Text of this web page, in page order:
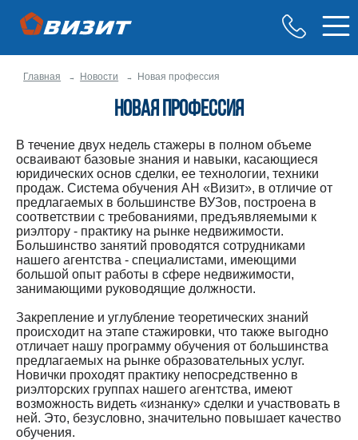
Главная Новости Новая профессия
Новая профессия
В течение двух недель стажеры в полном объеме
осваивают базовые знания и навыки, касающиеся
юридических основ сделки, ее технологии, техники
продаж. Система обучения АН «Визит», в отличие от
предлагаемых в большинстве ВУЗов, построена в
соответствии с требованиями, предъявляемыми к
риэлтору - практику на рынке недвижимости.
Большинство занятий проводятся сотрудниками
нашего агентства - специалистами, имеющими
большой опыт работы в сфере недвижимости,
занимающими руководящие должности.
Закрепление и углубление теоретических знаний
происходит на этапе стажировки, что также выгодно
отличает нашу программу обучения от большинства
предлагаемых на рынке образовательных услуг.
Новички проходят практику непосредственно в
риэлторских группах нашего агентства, имеют
возможность видеть «изнанку» сделки и участвовать в
ней. Это, безусловно, значительно повышает качество
обучения.